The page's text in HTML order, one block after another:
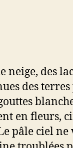
neige, des
des
en fleurs,
pâle ciel ne